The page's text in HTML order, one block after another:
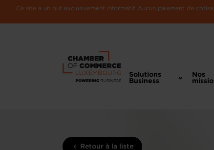
Ce site a un but exclusivement informatif. Aucun paiement de
Solutions
Business
Nos
Retour à la liste